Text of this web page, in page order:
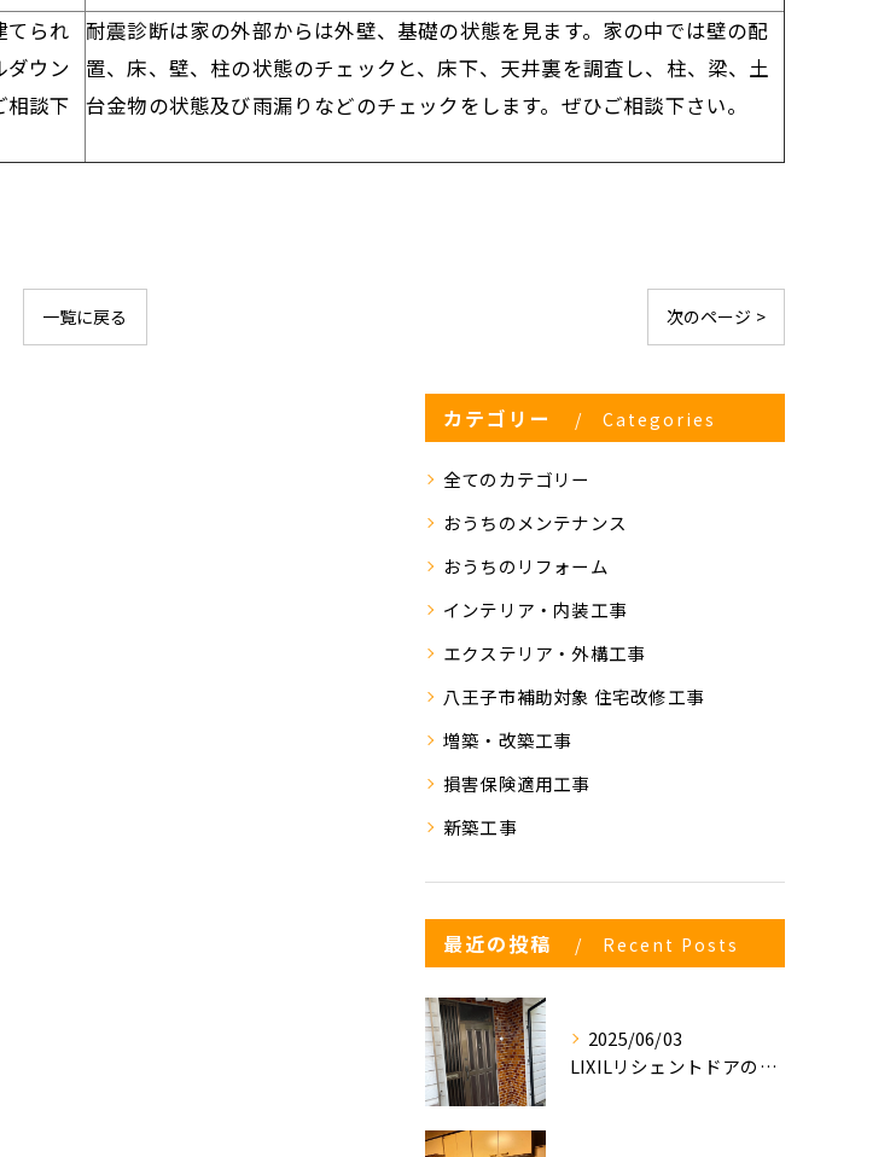
てられ
ウン
相談下
耐震診断は家の外部からは外壁、基礎の状態を見ます。家の中では壁の配
置、床、壁、柱の状態のチェックと、床下、天井裏を調査し、柱、梁、土
台金物の状態及び雨漏りなどのチェックをします。ぜひご相談下さい。
一覧に戻る 次のページ >
カテゴリー Categories
全てのカテゴリー
おうちのメンテナンス
おうちのリフォーム
インテリア・内装工事
エクステリア・外構工事
八王子市補助対象 住宅改修工事
増築・改築工事
損害保険適用工事
新築工事
最近の投稿 Recent Posts
2025/06/03
LIXILリシェントドアの入れ替え